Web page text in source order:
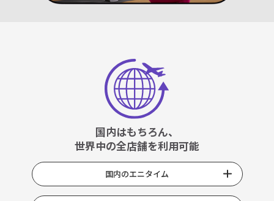
国内はもちろん、
世界中の全店舗を利用可能
国内のエニタイム